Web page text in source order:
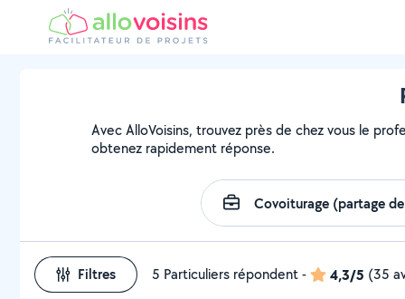
Avec AlloVoisins, trouvez près de chez vous le
obtenez rapidement réponse.
Filtres 5 Particuliers répondent- 4,3/5 (35